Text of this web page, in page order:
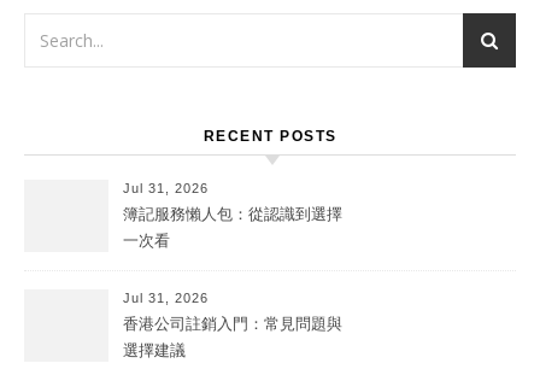
RECENT POSTS
Jul 31, 2026
簿記服務懶人包：從認識到選擇
一次看
Jul 31, 2026
香港公司註銷入門：常見問題與
選擇建議